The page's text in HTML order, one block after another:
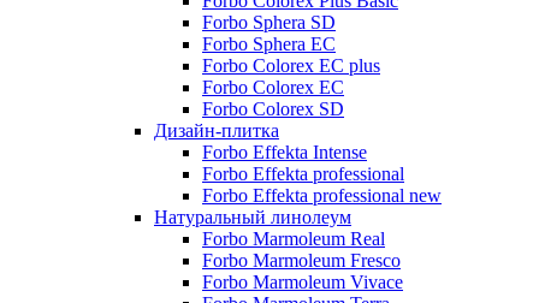
Forbo Sphera SD
Forbo Sphera EC
Forbo Colorex EC plus
Forbo Colorex EC
Forbo Colorex SD
Дизайн-плитка
Forbo Effekta Intense
Forbo Effekta professional
Forbo Effekta professional new
Натуральный линолеум
Forbo Marmoleum Real
Forbo Marmoleum Fresco
Forbo Marmoleum Vivace